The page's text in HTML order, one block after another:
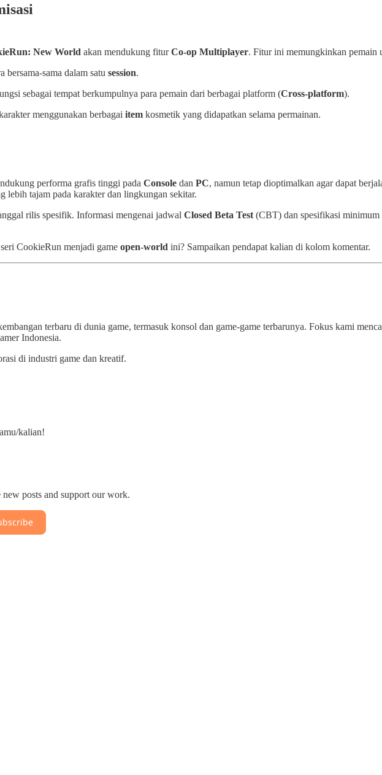
New World akan mendukung fiturCo-op Multiplayer. Fitur ini memungkinkan pemain
bersama-sama dalam satu session.
sebagai tempat berkumpulnya para pemain dari berbagai platform (Cross-platform).
menggunakan berbagai item kosmetik yang didapatkan selama permainan.
performa grafis tinggi pada Console dan PC, namun tetap dioptimalkan agar dapat
lebih tajam pada karakter dan lingkungan sekitar.
rilis spesifik. Informasi mengenai jadwal Closed Beta Test (CBT) dan spesifikasi minimum
CookieRun menjadi game open-world ini? Sampaikan pendapat kalian di kolom komentar.
terbaru di dunia game, termasuk konsol dan game-game terbarunya. Fokus kami
Indonesia.
di industri game dan kreatif.
kalian!
posts and support our work.